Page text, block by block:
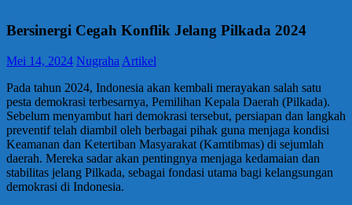
Bersinergi Cegah Konflik Jelang Pilkada 2024
Mei 14, 2024 Nugraha Artikel
Pada tahun 2024, Indonesia akan kembali merayakan salah satu
pesta demokrasi terbesarnya, Pemilihan Kepala Daerah (Pilkada).
Sebelum menyambut hari demokrasi tersebut, persiapan dan langkah
preventif telah diambil oleh berbagai pihak guna menjaga kondisi
Keamanan dan Ketertiban Masyarakat (Kamtibmas) di sejumlah
daerah. Mereka sadar akan pentingnya menjaga kedamaian dan
stabilitas jelang Pilkada, sebagai fondasi utama bagi kelangsungan
demokrasi di Indonesia.